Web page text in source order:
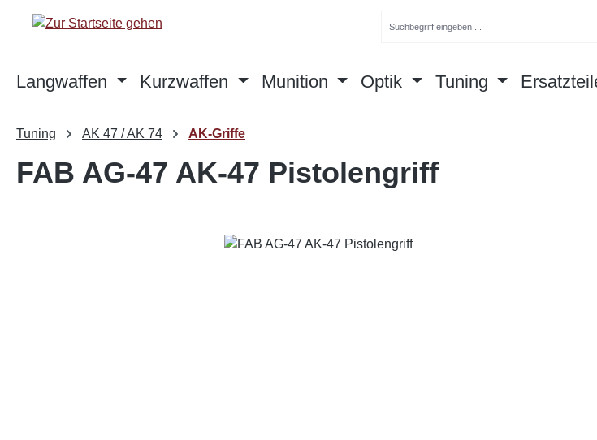
Hauptinhalt springen
Zur Suche springen
Zur Hauptnavigation springen
Langwaffen Kurzwaffen Munition Optik Tuning
Tuning AK 47 / AK 74 AK-Griffe
FAB AG-47 AK-47 Pistolengriff